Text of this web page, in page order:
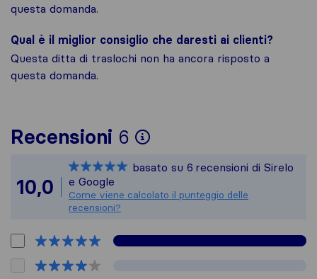
questa domanda.
Qual è il miglior consiglio che daresti ai clienti?
Questa ditta di traslochi non ha ancora risposto a
questa domanda.
Recensioni 6
Per avere un
Tutte le recensioni
10,0
basato su 6 recensioni di Sirelo
e Google
Come viene calcolato il punteggio delle
recensioni?